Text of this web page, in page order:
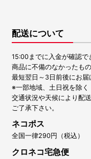
配送について
15:00までに入金が確認で
商品に不備のなかったも
最短翌日～3日前後にお届
※一部地域、土日祝を除く
交通状況や天候により配
ご了承下さい。
ネコポス
全国一律290円（税込）
クロネコ宅急便